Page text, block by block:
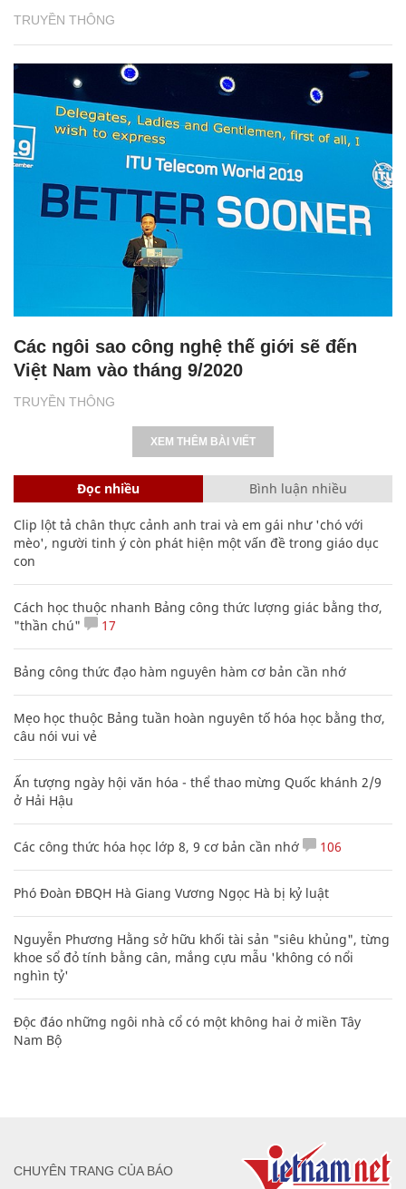
TRUYỀN THÔNG
TRUYỀN THÔNG
Các ngôi sao công nghệ thế giới sẽ đến
Việt Nam vào tháng 9/2020
XEM THÊM BÀI VIẾT
Đọc nhiều Bình luận nhiều
Clip lột tả chân thực cảnh anh trai và em gái như 'chó với
mèo', người tinh ý còn phát hiện một vấn đề trong giáo dục
con
Cách học thuộc nhanh Bảng công thức lượng giác bằng thơ,
"thần chú"
17
Bảng công thức đạo hàm nguyên hàm cơ bản cần nhớ
Mẹo học thuộc Bảng tuần hoàn nguyên tố hóa học bằng thơ,
câu nói vui vẻ
Ấn tượng ngày hội văn hóa - thể thao mừng Quốc khánh 2/9
ở Hải Hậu
Các công thức hóa học lớp 8, 9 cơ bản cần nhớ 106
Phó Đoàn ĐBQH Hà Giang Vương Ngọc Hà bị kỷ luật
Nguyễn Phương Hằng sở hữu khối tài sản "siêu khủng", từng
khoe sổ đỏ tính bằng cân, mắng cựu mẫu 'không có nổi
nghìn tỷ'
Độc đáo những ngôi nhà cổ có một không hai ở miền Tây
Nam Bộ
CHUYÊN TRANG CỦA BÁO